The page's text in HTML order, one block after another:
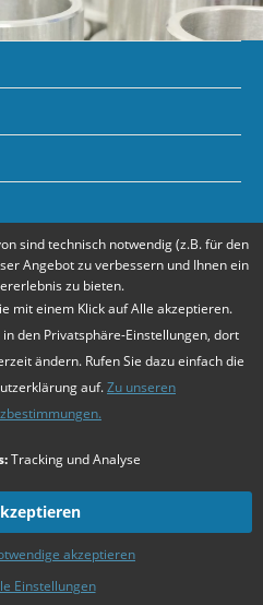
beschrieben
an Unternehmer gemäß§14
mit Verbrauchern gemäß
Datenschutz
sind technisch notwendig (z.B. für den
Angebot zu verbessern und Ihnen ein
zu bieten.
mit einem Klick auf Alle akzeptieren.
den Privatsphäre-Einstellungen, dort
ändern. Rufen Sie dazu einfach die
auf.Zu unseren
Tracking und Analyse
Einstellungen
akzeptieren